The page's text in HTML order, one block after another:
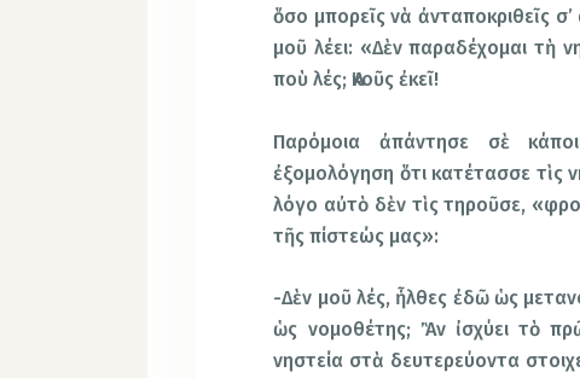
ὅσο μπορεῖς νὰ ἀνταποκριθεῖς
μοῦ λέει: «Δὲν παραδέχομαι τὴ
ποὺ λές; Ἀκοῦς ἐκεῖ!
Παρόμοια ἀπάντησε σὲ
ἐξομολόγηση ὅτι κατέτασσε τὶς
λόγο αὐτὸ δὲν τὶς τηροῦσε,
τῆς πίστεώς μας»:
-Δὲν μοῦ λές, ἦλθες ἐδῶ ὡς
ὡς νομοθέτης; Ἂν ἰσχύει τὸ
νηστεία στὰ δευτερεύοντα